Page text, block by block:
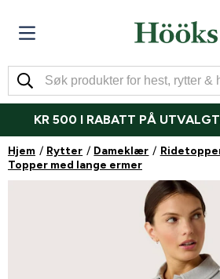
KR 500 I RABATT PÅ
Hjem Rytter Dameklær
Topper med lange ermer